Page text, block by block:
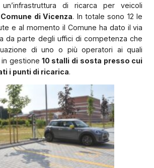
di ricarca per veicoli
Comune di Vicenza. In totale sono 12 le
e al momento il Comune ha dato il via
da parte degli uffici di competenza che
di uno o più operatori ai quali
gestione 10 stalli di sosta presso cui
i punti di ricarica.